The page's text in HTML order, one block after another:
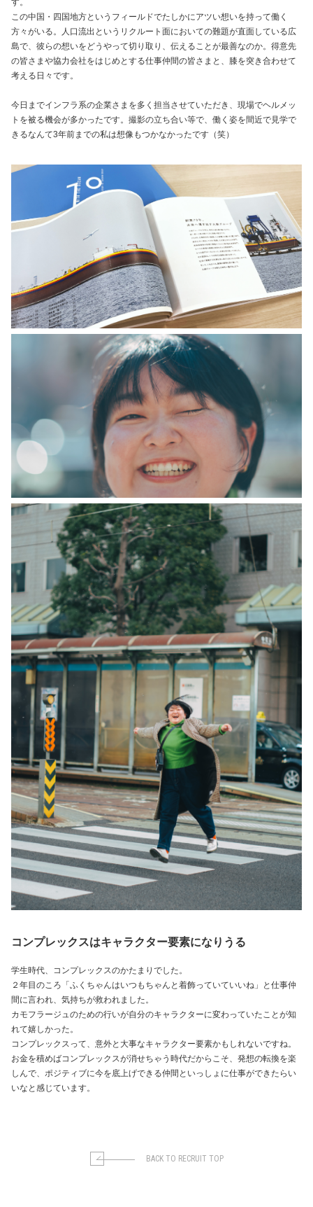
す。
この中国・四国地方というフィールドでたしかにアツい想いを持って働く
方々がいる。人口流出というリクルート面においての難題が直面している広
島で、彼らの想いをどうやって切り取り、伝えることが最善なのか。得意先
の皆さまや協力会社をはじめとする仕事仲間の皆さまと、膝を突き合わせて
考える日々です。
今日までインフラ系の企業さまを多く担当させていただき、現場でヘルメッ
トを被る機会が多かったです。撮影の立ち合い等で、働く姿を間近で見学で
きるなんて3年前までの私は想像もつかなかったです（笑）
コンプレックスはキャラクター要素になりうる
学生時代、コンプレックスのかたまりでした。
２年目のころ「ふくちゃんはいつもちゃんと着飾っていていいね」と仕事仲
間に言われ、気持ちが救われました。
カモフラージュのための行いが自分のキャラクターに変わっていたことが知
れて嬉しかった。
コンプレックスって、意外と大事なキャラクター要素かもしれないですね。
お金を積めばコンプレックスが消せちゃう時代だからこそ、発想の転換を楽
しんで、ポジティブに今を底上げできる仲間といっしょに仕事ができたらい
いなと感じています。
BACK TO RECRUIT TOP